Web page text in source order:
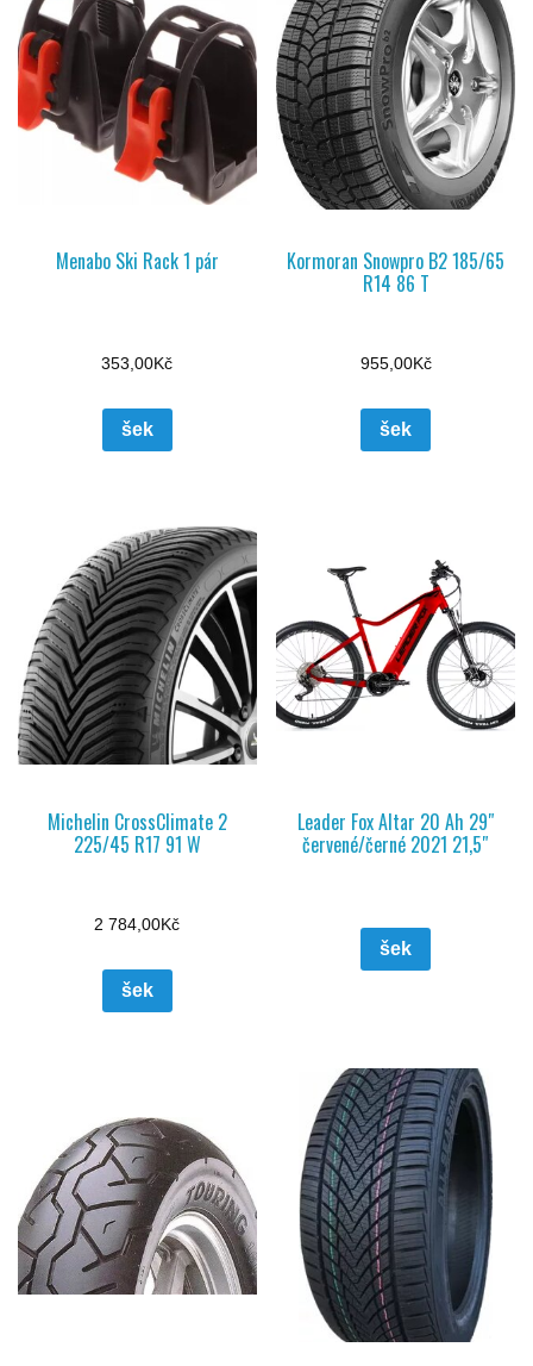
Menabo Ski Rack 1 pár
353,00Kč
šek
Kormoran Snowpro B2 185/65
R14 86 T
955,00Kč
šek
Michelin CrossClimate 2
225/45 R17 91 W
2 784,00Kč
šek
Leader Fox Altar 20 Ah 29″
červené/černé 2021 21,5″
šek